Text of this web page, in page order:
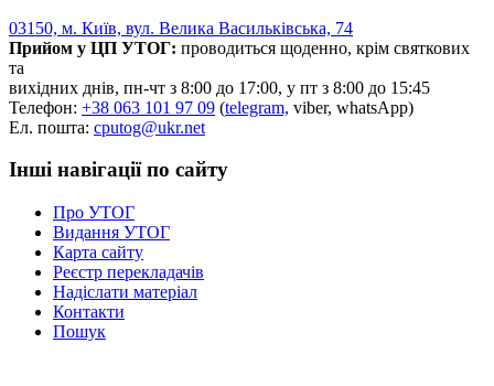
ЦУЖМ
Проєкт "Жестова мова для поліцейських"
ВІКТОРИНА
На допомогу військовим
Медична термінологія жестовою мовою
Статут УТОГ
Нормативна база УТОГ
Конвенція ООН
Законодавство
Декларації
Документи ВФГ
Міжнародні документи
03150, м. Київ, вул. Велика Васильківська, 74
Прийом у ЦП УТОГ: проводиться щоденно, крім святкових
та
вихідних днів, пн-чт з 8:00 до 17:00, у пт з 8:00 до 15:45
Телефон: +38 063 101 97 09 (telegram, viber, whatsApp)
Ел. пошта: cputog@ukr.net
Інші навігації по сайту
Про УТОГ
Видання УТОГ
Карта сайту
Реєстр перекладачів
Надіслати матеріал
Контакти
Пошук